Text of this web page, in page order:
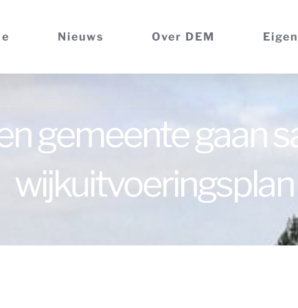
Nieuws Over DEM
gemeente gaan
wijkuitvoeringsplan